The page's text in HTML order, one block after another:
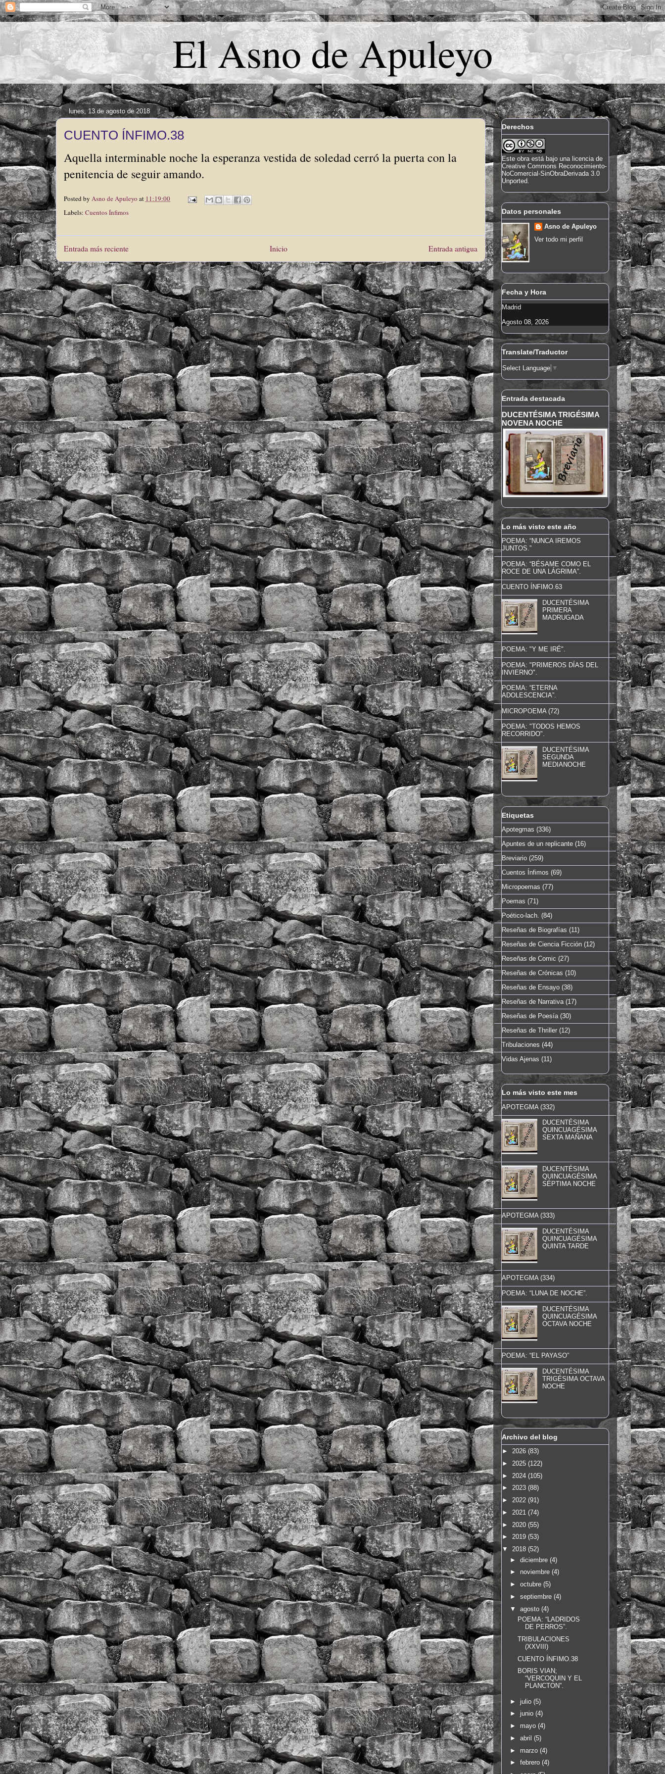
El Asno de Apuleyo
lunes, 13 de agosto de 2018
CUENTO ÍNFIMO.38
Aquella interminable noche la esperanza vestida de soledad cerró la puerta con la
penitencia de seguir amando.
Posted by Asno de Apuleyo at 11:19:00
Labels: Cuentos Ínfimos
Entrada más reciente Entrada antigua
Inicio
Derechos
Este obraestá bajo una licencia de
Creative Commons Reconocimiento-
NoComercial-SinObraDerivada 3.0
Unported.
Datos personales
Asno de Apuleyo
Ver todo mi perfil
Fecha y Hora
Madrid
Agosto 08, 2026
Translate/Traductor
Select Language ▼
Entrada destacada
DUCENTÉSIMA TRIGÉSIMA
NOVENA NOCHE
Lo más visto este año
POEMA: “NUNCA IREMOS
JUNTOS.”
POEMA: “BÉSAME COMO EL
ROCE DE UNA LÁGRIMA”.
CUENTO ÍNFIMO.63
DUCENTÉSIMA
PRIMERA
MADRUGADA
POEMA: "Y ME IRÉ".
POEMA: "PRIMEROS DÍAS DEL
INVIERNO".
POEMA: “ETERNA
ADOLESCENCIA”.
MICROPOEMA (72)
POEMA: "TODOS HEMOS
RECORRIDO".
DUCENTÉSIMA
SEGUNDA
MEDIANOCHE
Etiquetas
Apotegmas (336)
Apuntes de un replicante (16)
Breviario (259)
Cuentos Ínfimos (69)
Micropoemas (77)
Poemas (71)
Poético-lach. (84)
Reseñas de Biografías (11)
Reseñas de Ciencia Ficción (12)
Reseñas de Comic (27)
Reseñas de Crónicas (10)
Reseñas de Ensayo (38)
Reseñas de Narrativa (17)
Reseñas de Poesía (30)
Reseñas de Thriller (12)
Tribulaciones (44)
Vidas Ajenas (11)
Lo más visto este mes
APOTEGMA (332)
DUCENTÉSIMA
QUINCUAGÉSIMA
SEXTA MAÑANA
DUCENTÉSIMA
QUINCUAGÉSIMA
SÉPTIMA NOCHE
APOTEGMA (333)
DUCENTÉSIMA
QUINCUAGÉSIMA
QUINTA TARDE
APOTEGMA (334)
POEMA: “LUNA DE NOCHE”.
DUCENTÉSIMA
QUINCUAGÉSIMA
OCTAVA NOCHE
POEMA: “EL PAYASO”
DUCENTÉSIMA
TRIGÉSIMA OCTAVA
NOCHE
Archivo del blog
► 2026 (83)
► 2025 (122)
► 2024 (105)
► 2023 (88)
► 2022 (91)
► 2021 (74)
► 2020 (55)
► 2019 (53)
▼ 2018 (52)
► diciembre (4)
► noviembre (4)
► octubre (5)
► septiembre (4)
▼ agosto (4)
POEMA: “LADRIDOS
DE PERROS”.
TRIBULACIONES
(XXVIII)
CUENTO ÍNFIMO.38
BORIS VIAN;
“VERCOQUIN Y EL
PLANCTON”.
► julio (5)
► junio (4)
► mayo (4)
► abril (5)
► marzo (4)
► febrero (4)